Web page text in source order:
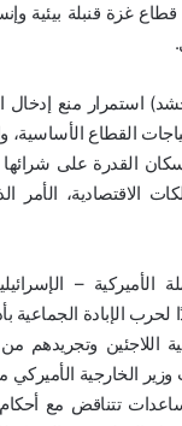
غزة قنبلة بيئية
استمرار منع إدخال
القطاع
القدرة على
الاقتصادية، الأمر
الأميركية –
لحرب الإبادة
وتجريدهم من
الخارجية الأميركي
تتناقض مع